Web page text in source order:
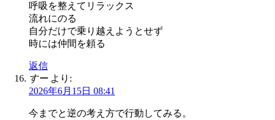
呼吸を整えてリラックス
流れにのる
自分だけで乗り越えようとせず
時には仲間を頼る
返信
すー より:
2026年6月15日 08:41
今までと逆の考え方で行動してみる。